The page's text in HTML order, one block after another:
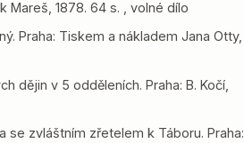
Mareš, 1878. 64 s. , volné dílo
Praha: Tiskem a nákladem Jana Otty,
dějin v 5 odděleních. Praha: B. Kočí,
se zvláštním zřetelem k Táboru. Praha: